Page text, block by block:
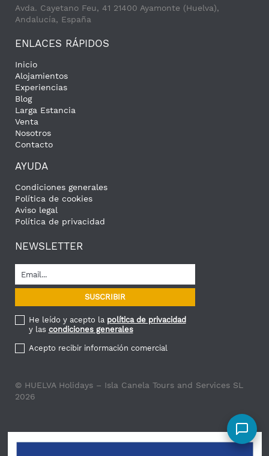
Avda. Cayetano Feu, 41 21400 Ayamonte (Huelva),
Andalucía, España
ENLACES RÁPIDOS
Inicio
Alojamientos
Experiencias
Blog
Larga Estancia
Venta
Nosotros
Contacto
AYUDA
Condiciones generales
Política de cookies
Aviso legal
Política de privacidad
NEWSLETTER
He leído y acepto la política de privacidad
y las condiciones generales
Acepto recibir información comercial
© HUELVA Holidays – Isla Canela Tours and Services SL
2026